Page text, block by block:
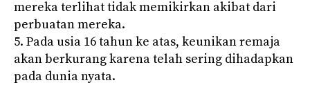
mereka terlihat tidak memikirkan akibat dari
perbuatan mereka.
5. Pada usia 16 tahun ke atas, keunikan remaja
akan berkurang karena telah sering dihadapkan
pada dunia nyata.